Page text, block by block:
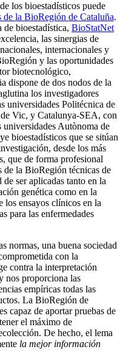
los bioestadísticos puede
de la BioRegión de Cataluña.
bioestadística, BioStatNet
las sinergias de
internacionales y
y las oportunidades
biotecnológico,
dispone de dos nodos de la
los investigadores
universidades Politécnica de
Vic, y Catalunya-SEA, con
universidades Autònoma de
bioestadísticos que se sitúan
desde los más
que de forma profesional
de la BioRegión técnicas de
ser aplicadas tanto en la
genética como en la
los ensayos clínicos en la
para las enfermedades
normas, una buena sociedad
con la
contra la interpretación
nos proporciona las
empíricas todas las
La BioRegión de
capaz de aportar pruebas de
el máximo de
De hecho, el lema
la mejor información